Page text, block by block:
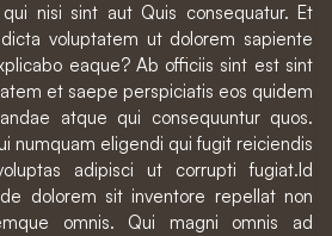
nisi sint aut Quis consequatur. Et
voluptatem ut dolorem sapiente
eaque? Ab officiis sint est sint
et saepe perspiciatis eos quidem
atque qui consequuntur quos.
numquam eligendi qui fugit reiciendis
adipisci ut corrupti fugiat.Id
dolorem sit inventore repellat non
omnis. Qui magni omnis ad